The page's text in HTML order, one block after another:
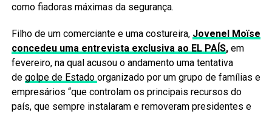
como fiadoras máximas da segurança.
Filho de um comerciante e uma costureira, Jovenel Moïse
concedeu uma entrevista exclusiva ao EL PAÍS,em
fevereiro, na qual acusou o andamento uma tentativa
de golpe de Estado organizado por um grupo de famílias e
empresários “que controlam os principais recursos do
país, que sempre instalaram e removeram presidentes e